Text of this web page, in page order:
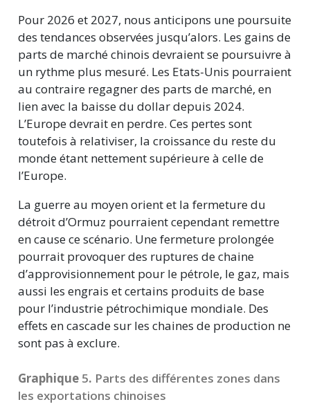
Pour 2026 et 2027, nous anticipons une poursuite
des tendances observées jusqu’alors. Les gains de
parts de marché chinois devraient se poursuivre à
un rythme plus mesuré. Les Etats-Unis pourraient
au contraire regagner des parts de marché, en
lien avec la baisse du dollar depuis 2024.
L’Europe devrait en perdre. Ces pertes sont
toutefois à relativiser, la croissance du reste du
monde étant nettement supérieure à celle de
l’Europe.
La guerre au moyen orient et la fermeture du
détroit d’Ormuz pourraient cependant remettre
en cause ce scénario. Une fermeture prolongée
pourrait provoquer des ruptures de chaine
d’approvisionnement pour le pétrole, le gaz, mais
aussi les engrais et certains produits de base
pour l’industrie pétrochimique mondiale. Des
effets en cascade sur les chaines de production ne
sont pas à exclure.
Graphique5. Parts des différentes zones dans
les exportations chinoises